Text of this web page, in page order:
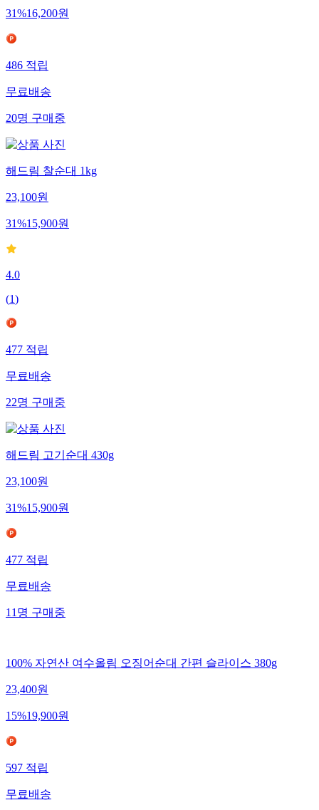
31%16,200원
486적립
무료배송
20명구매중
해드림 찰순대 1kg
23,100원
31%15,900원
4.0
(1)
477적립
무료배송
22명구매중
해드림 고기순대 430g
23,100원
31%15,900원
477적립
무료배송
11명구매중
100% 자연산 여수올림 오징어순대 간편 슬라이스 380g
23,400원
15%19,900원
597적립
무료배송